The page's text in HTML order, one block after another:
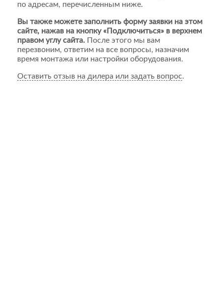
по адресам, перечисленным ниже.
Вы также можете заполнить форму заявки на этом
сайте, нажав на кнопку «Подключиться» в верхнем
правом углу сайта. После этого мы вам
перезвоним, ответим на все вопросы, назначим
время монтажа или настройки оборудования.
Оставить отзыв на дилера или задать вопрос.